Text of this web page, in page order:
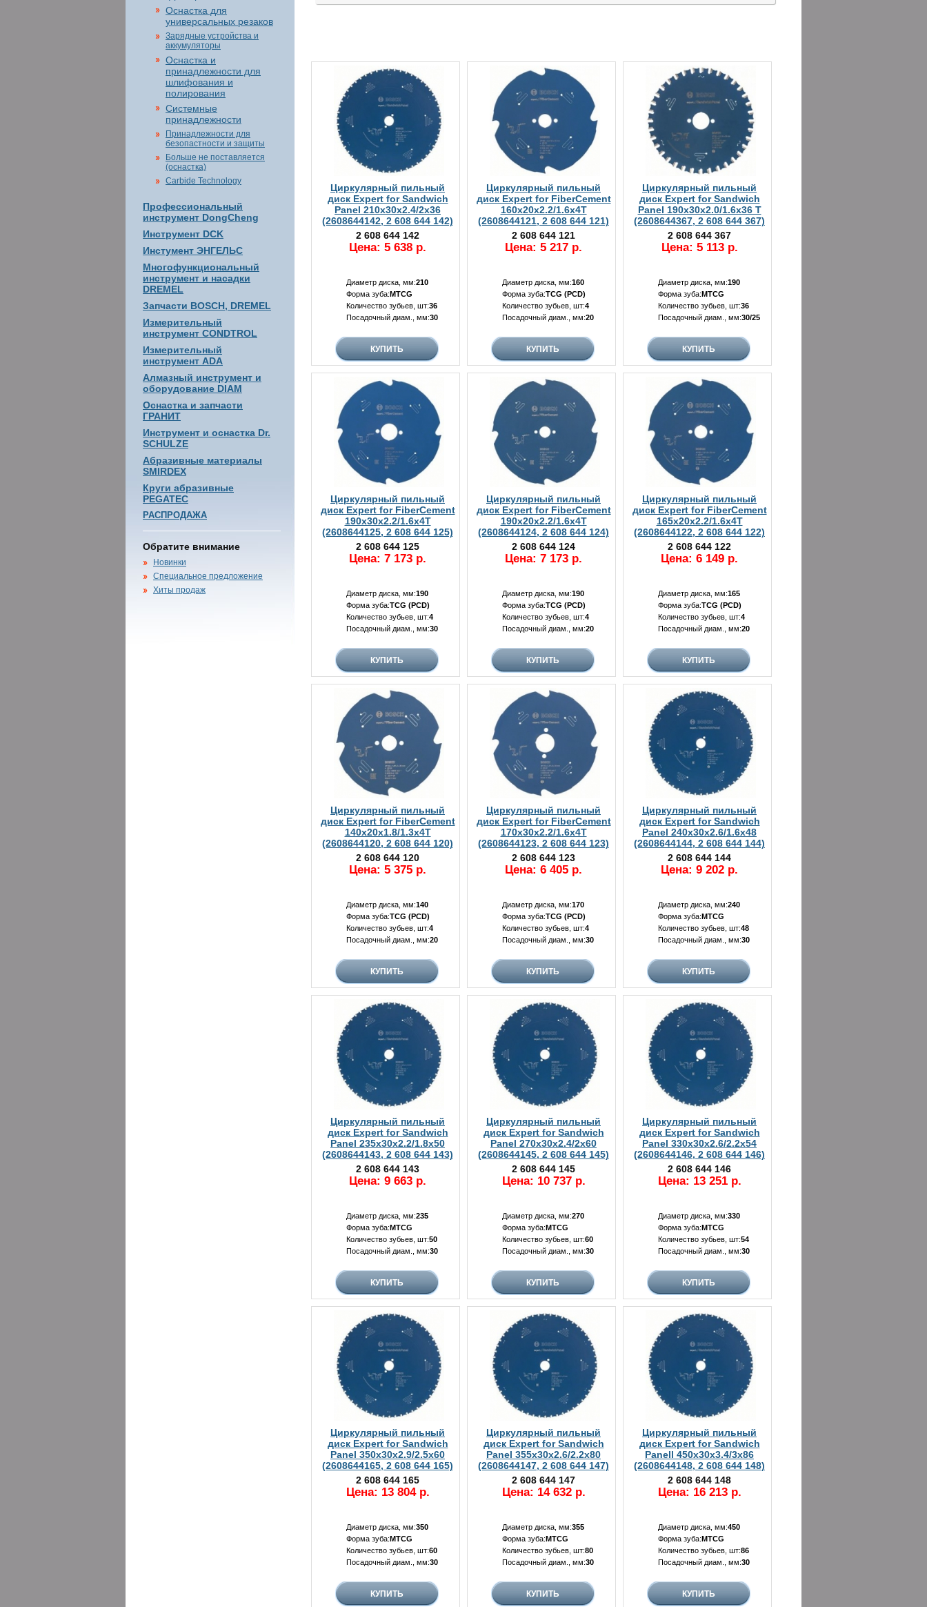
Оснастка для
универсальных резаков
Зарядные устройства и
аккумуляторы
Оснастка и
принадлежности для
шлифования и
полирования
Системные
принадлежности
Принадлежности для
безопастности и защиты
Больше не поставляется
(оснастка)
Carbide Technology
Профессиональный
инструмент DongCheng
Инструмент DCK
Инстумент ЭНГЕЛЬС
Многофункциональный
инструмент и насадки
DREMEL
Запчасти BOSCH, DREMEL
Измерительный
инструмент CONDTROL
Измерительный
инструмент ADA
Алмазный инструмент и
оборудование DIAM
Оснастка и запчасти
ГРАНИТ
Инструмент и оснастка Dr.
SCHULZE
Абразивные материалы
SMIRDEX
Круги абразивные
PEGATEC
РАСПРОДАЖА
Обратите внимание
Новинки
Специальное предложение
Хиты продаж
Циркулярный пильный
диск Expert for Sandwich
Panel 210x30x2.4/2x36
(2608644142, 2 608 644 142)
2 608 644 142
Цена: 5 638 р.
Диаметр диска, мм:210
Форма зуба:MTCG
Количество зубьев, шт:36
Посадочный диам., мм:30
Циркулярный пильный
диск Expert for FiberCement
160x20x2.2/1.6x4T
(2608644121, 2 608 644 121)
2 608 644 121
Цена: 5 217 р.
Диаметр диска, мм:160
Форма зуба:TCG (PCD)
Количество зубьев, шт:4
Посадочный диам., мм:20
Циркулярный пильный
диск Expert for Sandwich
Panel 190x30x2.0/1.6x36 T
(2608644367, 2 608 644 367)
2 608 644 367
Цена: 5 113 р.
Диаметр диска, мм:190
Форма зуба:MTCG
Количество зубьев, шт:36
Посадочный диам., мм:30/25
Циркулярный пильный
диск Expert for FiberCement
190x30x2.2/1.6x4T
(2608644125, 2 608 644 125)
2 608 644 125
Цена: 7 173 р.
Диаметр диска, мм:190
Форма зуба:TCG (PCD)
Количество зубьев, шт:4
Посадочный диам., мм:30
Циркулярный пильный
диск Expert for FiberCement
190x20x2.2/1.6x4T
(2608644124, 2 608 644 124)
2 608 644 124
Цена: 7 173 р.
Диаметр диска, мм:190
Форма зуба:TCG (PCD)
Количество зубьев, шт:4
Посадочный диам., мм:20
Циркулярный пильный
диск Expert for FiberCement
165x20x2.2/1.6x4T
(2608644122, 2 608 644 122)
2 608 644 122
Цена: 6 149 р.
Диаметр диска, мм:165
Форма зуба:TCG (PCD)
Количество зубьев, шт:4
Посадочный диам., мм:20
Циркулярный пильный
диск Expert for FiberCement
140x20x1.8/1.3x4T
(2608644120, 2 608 644 120)
2 608 644 120
Цена: 5 375 р.
Диаметр диска, мм:140
Форма зуба:TCG (PCD)
Количество зубьев, шт:4
Посадочный диам., мм:20
Циркулярный пильный
диск Expert for FiberCement
170x30x2.2/1.6x4T
(2608644123, 2 608 644 123)
2 608 644 123
Цена: 6 405 р.
Диаметр диска, мм:170
Форма зуба:TCG (PCD)
Количество зубьев, шт:4
Посадочный диам., мм:30
Циркулярный пильный
диск Expert for Sandwich
Panel 240x30x2.6/1.6x48
(2608644144, 2 608 644 144)
2 608 644 144
Цена: 9 202 р.
Диаметр диска, мм:240
Форма зуба:MTCG
Количество зубьев, шт:48
Посадочный диам., мм:30
Циркулярный пильный
диск Expert for Sandwich
Panel 235x30x2.2/1.8x50
(2608644143, 2 608 644 143)
2 608 644 143
Цена: 9 663 р.
Диаметр диска, мм:235
Форма зуба:MTCG
Количество зубьев, шт:50
Посадочный диам., мм:30
Циркулярный пильный
диск Expert for Sandwich
Panel 270x30x2.4/2x60
(2608644145, 2 608 644 145)
2 608 644 145
Цена: 10 737 р.
Диаметр диска, мм:270
Форма зуба:MTCG
Количество зубьев, шт:60
Посадочный диам., мм:30
Циркулярный пильный
диск Expert for Sandwich
Panel 330x30x2.6/2.2x54
(2608644146, 2 608 644 146)
2 608 644 146
Цена: 13 251 р.
Диаметр диска, мм:330
Форма зуба:MTCG
Количество зубьев, шт:54
Посадочный диам., мм:30
Циркулярный пильный
диск Expert for Sandwich
Panel 350x30x2.9/2.5x60
(2608644165, 2 608 644 165)
2 608 644 165
Цена: 13 804 р.
Диаметр диска, мм:350
Форма зуба:MTCG
Количество зубьев, шт:60
Посадочный диам., мм:30
Циркулярный пильный
диск Expert for Sandwich
Panel 355x30x2.6/2.2x80
(2608644147, 2 608 644 147)
2 608 644 147
Цена: 14 632 р.
Диаметр диска, мм:355
Форма зуба:MTCG
Количество зубьев, шт:80
Посадочный диам., мм:30
Циркулярный пильный
диск Expert for Sandwich
Panell 450x30x3.4/3x86
(2608644148, 2 608 644 148)
2 608 644 148
Цена: 16 213 р.
Диаметр диска, мм:450
Форма зуба:MTCG
Количество зубьев, шт:86
Посадочный диам., мм:30